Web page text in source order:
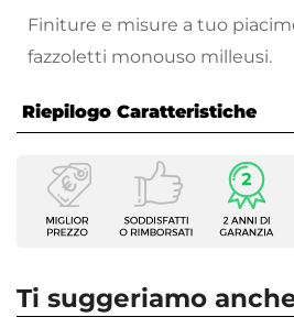
Finiture e misure a tuo
fazzoletti monouso milleusi.
Riepilogo Caratteristiche
Caratteristiche
Tipologia
Distributore di salviette
Da appoggio
Colore
Ti suggeriamo